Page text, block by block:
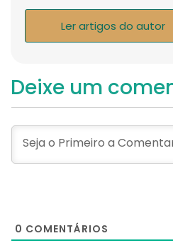
Ler artigos do autor
Deixe um
0 COMENTÁRIOS